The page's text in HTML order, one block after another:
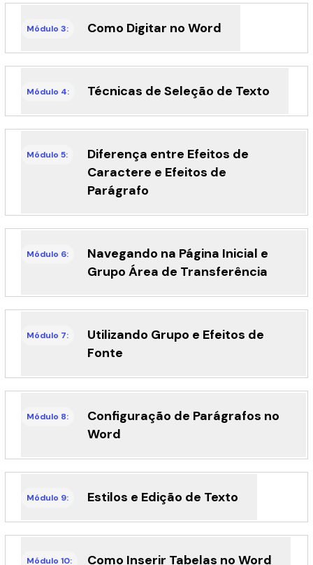
Módulo 3: Como Digitar no Word
Módulo 4: Técnicas de Seleção de Texto
Módulo 5:
Diferença entre Efeitos de
Caractere e Efeitos de
Parágrafo
Módulo 6:
Navegando na Página Inicial e
Grupo Área de Transferência
Módulo 7:
Utilizando Grupo e Efeitos de
Fonte
Módulo 8:
Configuração de Parágrafos no
Word
Módulo 9: Estilos e Edição de Texto
Módulo 10: Como Inserir Tabelas no Word